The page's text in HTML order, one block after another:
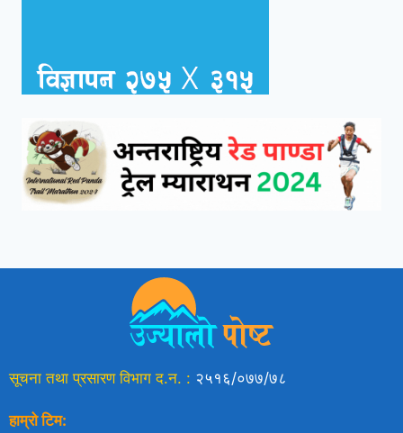
सूचना तथा प्रसारण विभाग द.न. : २५१६/०७७/७८
हाम्रो टिम: